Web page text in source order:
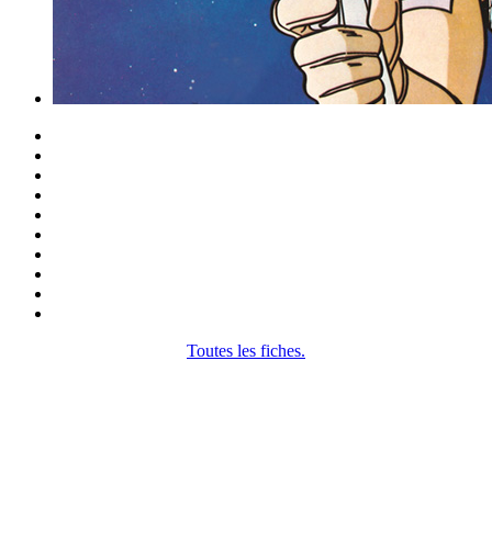
Toutes les fiches.